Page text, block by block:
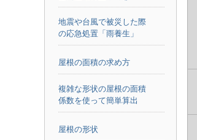
地震や台風で被災した際
の応急処置「雨養生」
屋根の面積の求め方
複雑な形状の屋根の面積
係数を使って簡単算出
屋根の形状